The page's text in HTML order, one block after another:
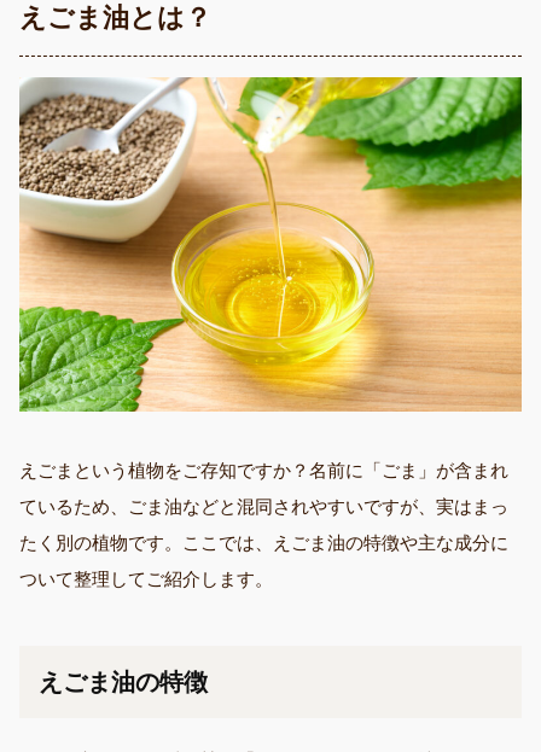
えごま油とは？
えごまという植物をご存知ですか？名前に「ごま」が含まれ
ているため、ごま油などと混同されやすいですが、実はまっ
たく別の植物です。ここでは、えごま油の特徴や主な成分に
ついて整理してご紹介します。
えごま油の特徴